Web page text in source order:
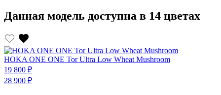
Данная модель доступна в 14 цветах
HOKA ONE ONE Tor Ultra Low Wheat Mushroom
19 800 ₽
28 900 ₽